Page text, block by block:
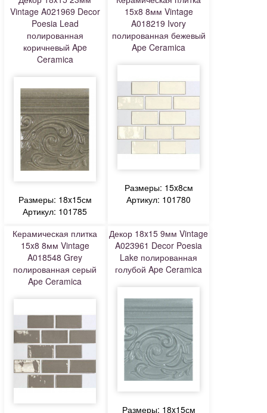
Vintage A021969 Decor
Poesia Lead
полированная
коричневый Ape
Ceramica
Размеры: 18x15см
Артикул: 101785
15x8 8мм Vintage
A018219 Ivory
полированная бежевый
Ape Ceramica
Размеры: 15x8см
Артикул: 101780
Керамическая плитка
15x8 8мм Vintage
A018548 Grey
полированная серый
Ape Ceramica
Декор 18x15 9мм Vintage
A023961 Decor Poesia
Lake полированная
голубой Ape Ceramica
Размеры: 18x15см